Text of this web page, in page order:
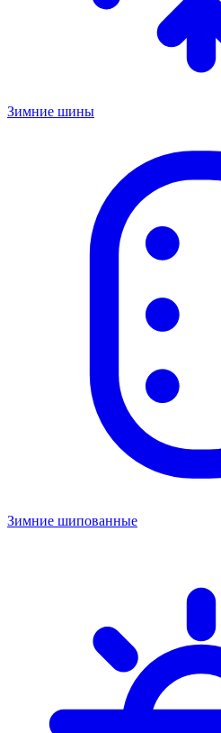
Зимние шины
Зимние шипованные